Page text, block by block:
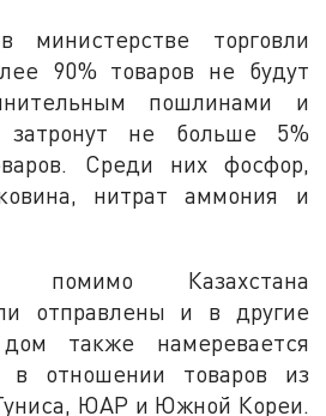
торговли
90% товаров не будут
пошлинами и
не больше 5%
Среди них фосфор,
нитрат аммония и
помимо Казахстана
отправлены и в другие
также намеревается
в отношении товаров из
ЮАР и Южной Кореи.